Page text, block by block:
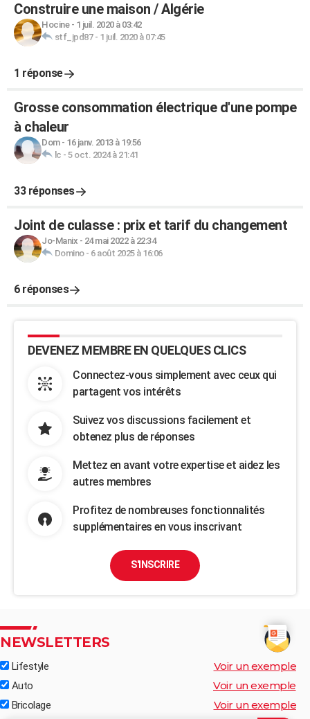
Construire une maison / Algérie
Hocine- 1 juil. 2020 à 03:42
stf_jpd87- 1 juil. 2020 à 07:45
1 réponse
Grosse consommation électrique d'une pompe
à chaleur
Dom- 16 janv. 2013 à 19:56
lc - 5 oct. 2024 à 21:41
33 réponses
Joint de culasse : prix et tarif du changement
Jo-Manix - 24 mai 2022 à 22:34
Domino- 6 août 2025 à 16:06
6 réponses
DEVENEZ MEMBRE EN QUELQUES CLICS
Connectez-vous simplement avec ceux qui
partagent vos intérêts
Suivez vos discussions facilement et
obtenez plus de réponses
Mettez en avant votre expertise et aidez les
autres membres
Profitez de nombreuses fonctionnalités
supplémentaires en vous inscrivant
S'INSCRIRE
NEWSLETTERS
Lifestyle Voir un exemple
Auto Voir un exemple
Bricolage Voir un exemple